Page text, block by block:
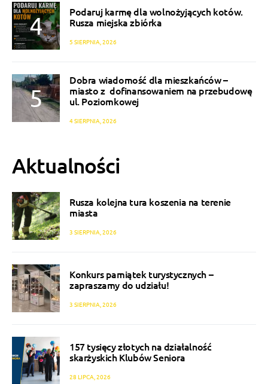
Podaruj karmę dla wolnożyjących kotów.
Rusza miejska zbiórka
5 SIERPNIA, 2026
Dobra wiadomość dla mieszkańców –
miasto z dofinansowaniem na przebudowę
ul. Poziomkowej
4 SIERPNIA, 2026
Aktualności
Rusza kolejna tura koszenia na terenie
miasta
3 SIERPNIA, 2026
Konkurs pamiątek turystycznych –
zapraszamy do udziału!
3 SIERPNIA, 2026
157 tysięcy złotych na działalność
skarżyskich Klubów Seniora
28 LIPCA, 2026